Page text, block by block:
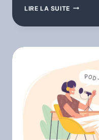
LIRE LA SUITE
JOËLLE